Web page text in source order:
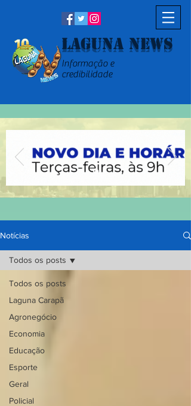
Laguna News
Informação e
credibilidade
Notícias
Todos os posts
Laguna Carapã
Agronegócio
Economia
Educação
Esporte
Geral
Policial
Todos os posts